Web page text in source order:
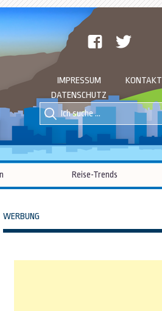
facebook
IMPRESSUM
KONTAKT
DATENSCHUTZ
Suche
nach::
Suche
nach:
Reise-Trends
WERBUNG